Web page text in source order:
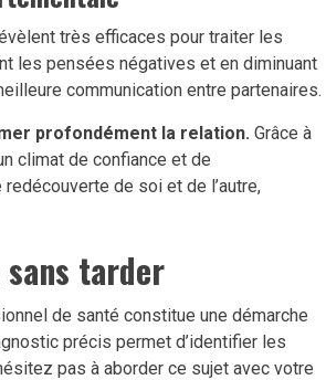
très efficaces pour traiter les
les pensées négatives et en diminuant
communication entre partenaires.
profondément la relation. Grâce à
climat de confiance et de
de soi et de l’autre,
tarder
de santé constitue une démarche
précis permet d’identifier les
pas à aborder ce sujet avec votre